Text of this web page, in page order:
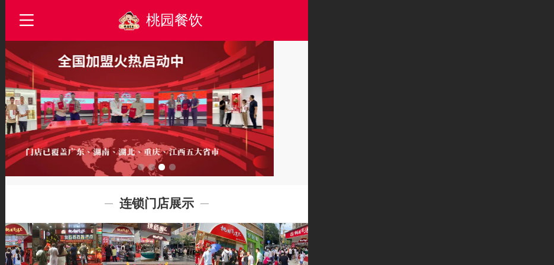
桃园餐饮
连锁门店展示